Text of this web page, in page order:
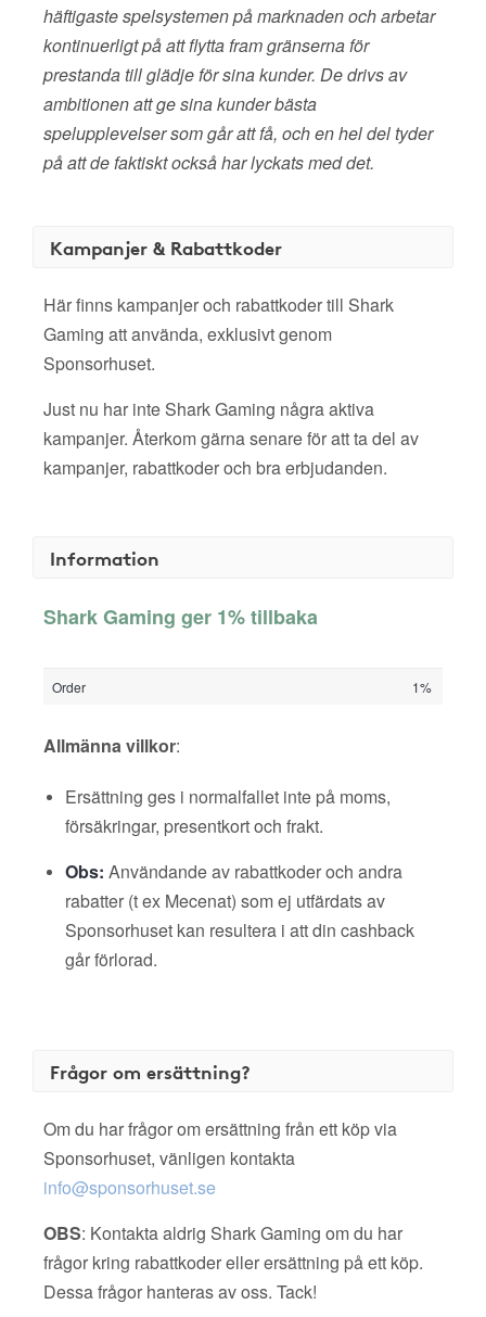
häftigaste spelsystemen på marknaden och arbetar
kontinuerligt på att flytta fram gränserna för
prestanda till glädje för sina kunder. De drivs av
ambitionen att ge sina kunder bästa
spelupplevelser som går att få, och en hel del tyder
på att de faktiskt också har lyckats med det.
Kampanjer & Rabattkoder
Här finns kampanjer och rabattkoder till Shark
Gaming att använda, exklusivt genom
Sponsorhuset.
Just nu har inte Shark Gaming några aktiva
kampanjer. Återkom gärna senare för att ta del av
kampanjer, rabattkoder och bra erbjudanden.
Information
Shark Gaming ger 1% tillbaka
Order 1%
Allmänna villkor:
Ersättning ges i normalfallet inte på moms,
försäkringar, presentkort och frakt.
Obs: Användande av rabattkoder och andra
rabatter (t ex Mecenat) som ej utfärdats av
Sponsorhuset kan resultera i att din cashback
går förlorad.
Frågor om ersättning?
Om du har frågor om ersättning från ett köp via
Sponsorhuset, vänligen kontakta
info@sponsorhuset.se
OBS: Kontakta aldrig Shark Gaming om du har
frågor kring rabattkoder eller ersättning på ett köp.
Dessa frågor hanteras av oss. Tack!